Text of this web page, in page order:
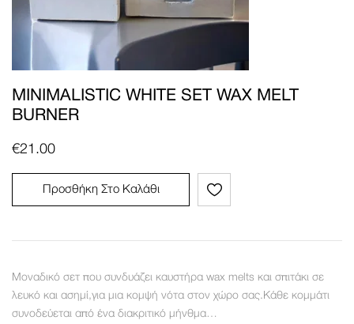
MINIMALISTIC WHITE SET WAX MELT
BURNER
€21.00
Προσθήκη Στο Καλάθι
Μοναδικό σετ που συνδυάζει καυστήρα wax melts και σπιτάκι σε
λευκό και ασημί,για μια κομψή νότα στον χώρο σας.Κάθε κομμάτι
συνοδεύεται από ένα διακριτικό μήνθμα…